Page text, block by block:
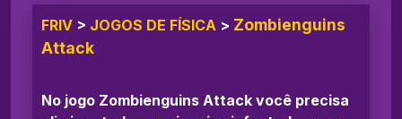
FRIV > JOGOS DE FÍSICA > Zombienguins
Attack
No jogo Zombienguins Attack você precisa